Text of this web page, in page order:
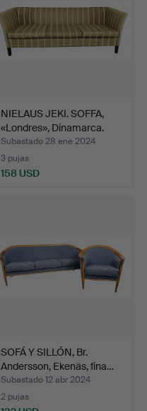
NIELAUS JEKI. SOFFA,
«Londres», Dinamarca.
Subastado 28 ene 2024
3 pujas
158 USD
SOFÁ Y SILLÓN, Br.
Andersson, Ekenäs, fina…
Subastado 12 abr 2024
2 pujas